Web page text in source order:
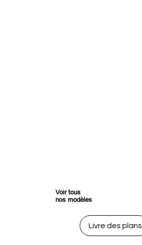
Livre des plans
Voir tous
nos modèles